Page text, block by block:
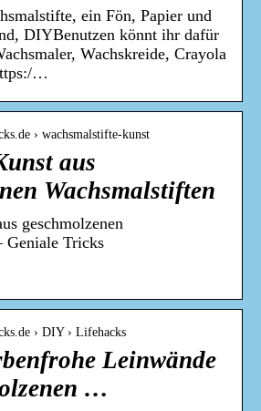
ein Fön, Papier und
DIYBenutzen könnt ihr dafür
Wachskreide, Crayola
…
› wachsmalstifte-kunst
aus
Wachsmalstiften
geschmolzenen
Geniale Tricks
› DIY › Lifehacks
Leinwände
…